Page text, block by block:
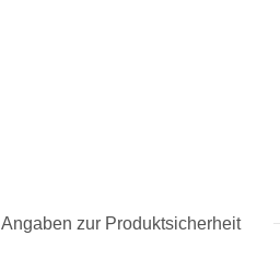
Angaben zur Produktsicherheit